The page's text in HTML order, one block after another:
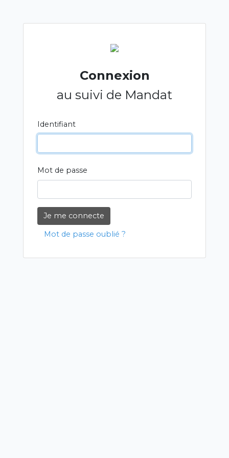
Connexion
au suivi de Mandat
Identifiant
Mot de passe
Je me connecte
Mot de passe oublié ?